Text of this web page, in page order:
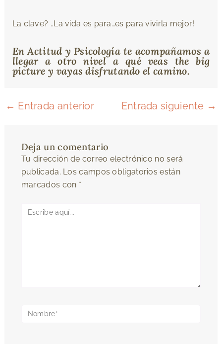
La clave? ..La vida es para…es para vivirla mejor!
En Actitud y Psicología te acompañamos a
llegar a otro nivel a qué veas the big
picture y vayas disfrutando el camino.
← Entrada anterior Entrada siguiente →
Deja un comentario
Tu dirección de correo electrónico no será
publicada. Los campos obligatorios están
marcados con *
Escribe
Nombre*